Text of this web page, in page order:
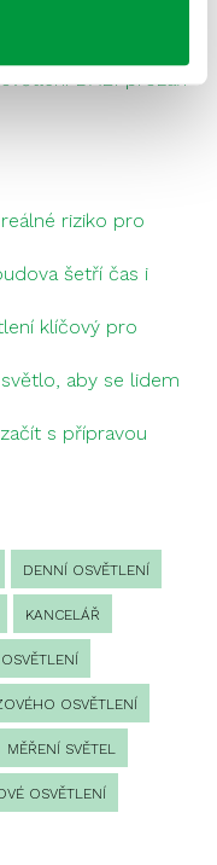
v kapse?
DALI prozáří
riziko pro
šetří čas i
klíčový pro
aby se lidem
s přípravou
DENNÍ OSVĚTLENÍ
KANCELÁŘ
OSVĚTLENÍ
MĚŘENÍ SVĚTEL
OSVĚTLENÍ